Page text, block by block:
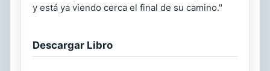
y está ya viendo cerca el final de su camino."
Descargar Libro